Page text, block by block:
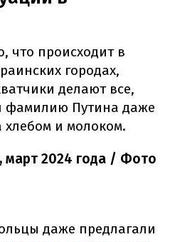
что происходит в
городах,
делают все,
фамилию Путина даже
хлебом и молоком.
март 2024 года / Фото
даже предлагали